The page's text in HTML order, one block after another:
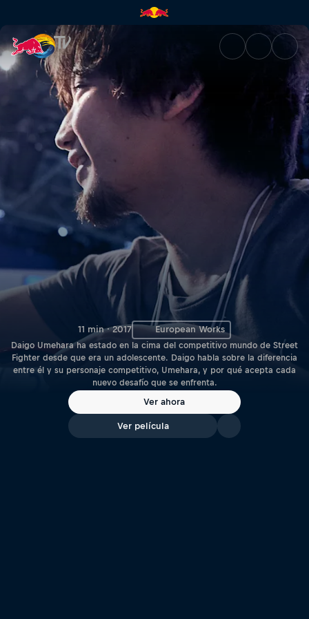
Mind of a Beast | Red Bull TV
11 min · 2017 European Works
Daigo Umehara ha estado en la cima del competitivo mundo de Street
Fighter desde que era un adolescente. Daigo habla sobre la diferencia
entre él y su personaje competitivo, Umehara, y por qué acepta cada
nuevo desafío que se enfrenta.
Ver ahora
Ver película